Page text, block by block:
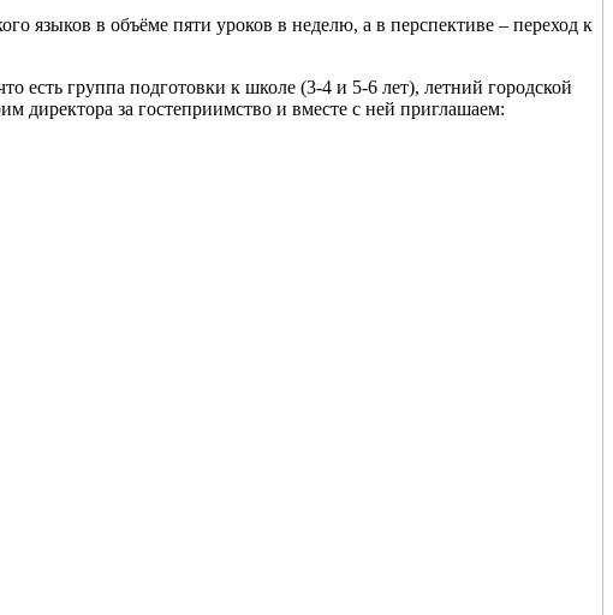
языков в объёме пяти уроков в неделю, а в перспективе – переход к
группа подготовки к школе (3-4 и 5-6 лет), летний городской
директора за гостеприимство и вместе с ней приглашаем: